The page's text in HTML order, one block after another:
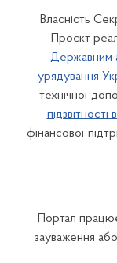
Власність
Проєкт
Державним
урядування
технічної
фінансової
Портал
зауваження